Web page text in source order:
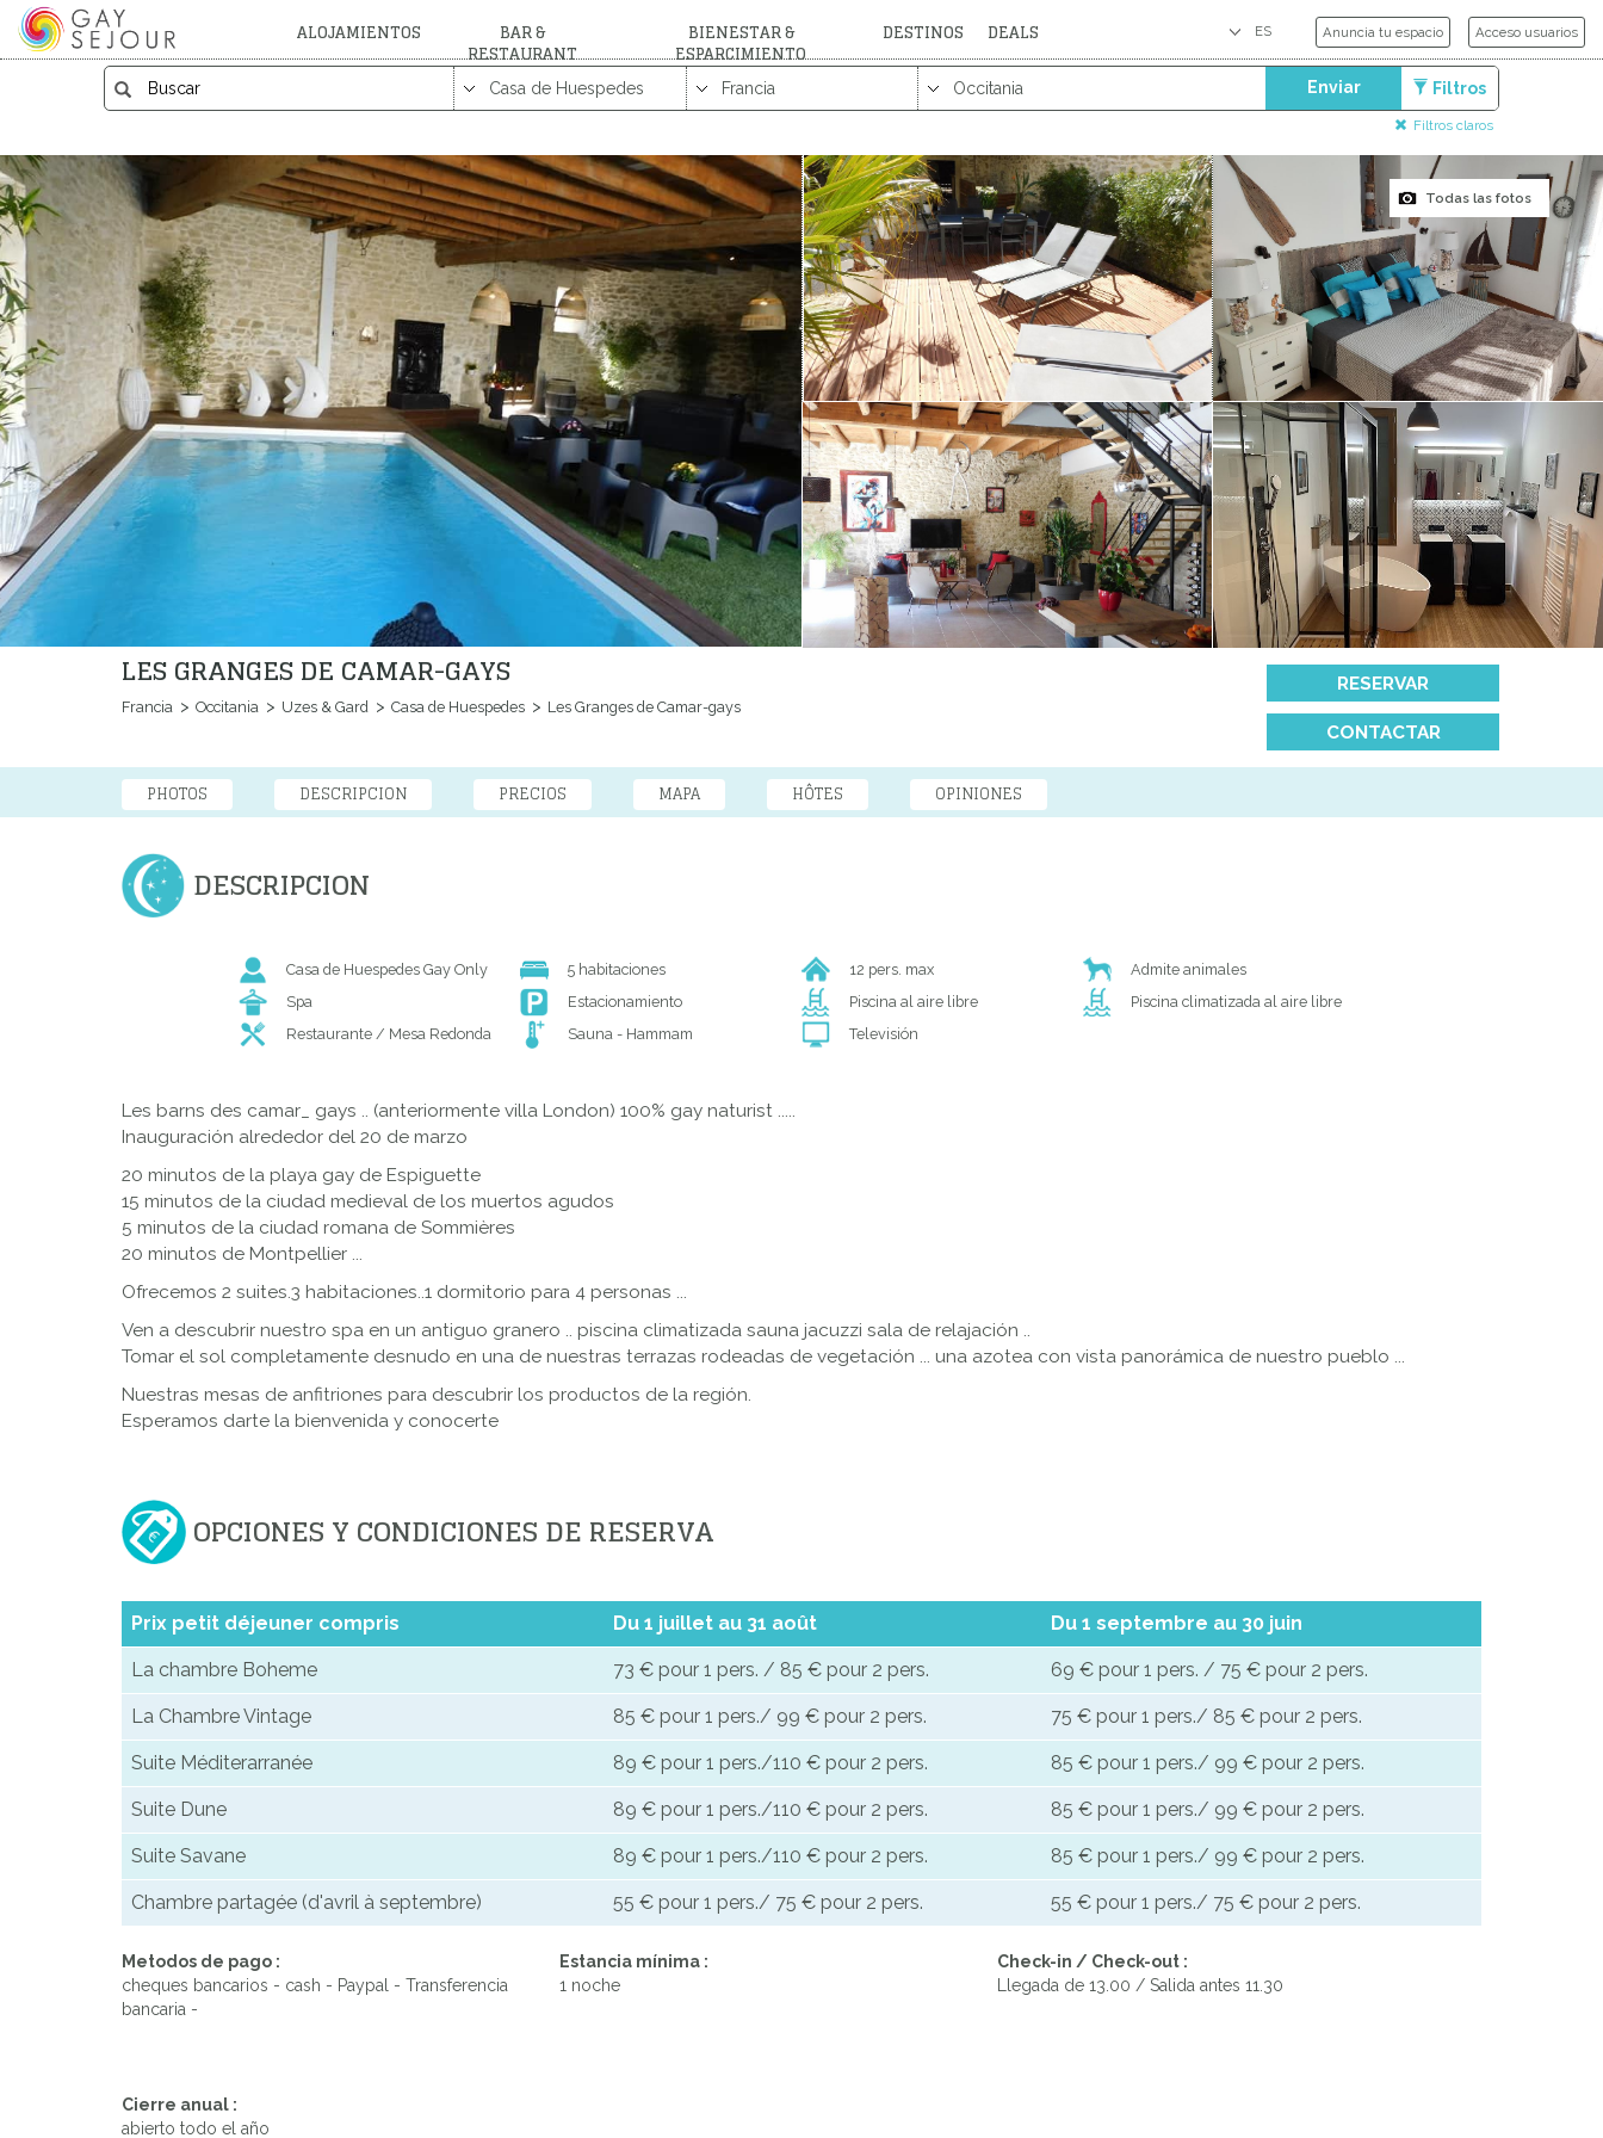
ALOJAMIENTOS BAR &
RESTAURANT
BIENESTAR &
ESPARCIMIENTO
DESTINOS DEALS Anuncia tu espacio Acceso usuarios
Enviar Filtros
Filtros claros
Todas las fotos
LES GRANGES DE CAMAR-GAYS
Francia Occitania Uzes & Gard Casa de Huespedes Les Granges de Camar-gays
RESERVAR
CONTACTAR
PHOTOS DESCRIPCION PRECIOS MAPA HÔTES OPINIONES
DESCRIPCION
Casa de Huespedes Gay Only 5 habitaciones 12 pers. max
Admite animales
Spa
Estacionamiento Piscina al aire libre
Piscina climatizada al aire libre
Restaurante / Mesa Redonda
Sauna - Hammam Televisión
Les barns des camar_ gays .. (anteriormente villa London) 100% gay naturist .....
Inauguración alrededor del 20 de marzo
20 minutos de la playa gay de Espiguette
15 minutos de la ciudad medieval de los muertos agudos
5 minutos de la ciudad romana de Sommières
20 minutos de Montpellier ...
Ofrecemos 2 suites.3 habitaciones..1 dormitorio para 4 personas ...
Ven a descubrir nuestro spa en un antiguo granero .. piscina climatizada sauna jacuzzi sala de relajación ..
Tomar el sol completamente desnudo en una de nuestras terrazas rodeadas de vegetación ... una azotea con vista panorámica de nuestro pueblo ...
Nuestras mesas de anfitriones para descubrir los productos de la región.
Esperamos darte la bienvenida y conocerte
OPCIONES Y CONDICIONES DE RESERVA
Prix petit déjeuner compris Du 1 juillet au 31 août Du 1 septembre au 30 juin
La chambre Boheme 73 € pour 1 pers. / 85 € pour 2 pers. 69 € pour 1 pers. / 75 € pour 2 pers.
La Chambre Vintage 85 € pour 1 pers./ 99 € pour 2 pers. 75 € pour 1 pers./ 85 € pour 2 pers.
Suite Méditerarranée 89 € pour 1 pers./110 € pour 2 pers. 85 € pour 1 pers./ 99 € pour 2 pers.
Suite Dune 89 € pour 1 pers./110 € pour 2 pers. 85 € pour 1 pers./ 99 € pour 2 pers.
Suite Savane 89 € pour 1 pers./110 € pour 2 pers. 85 € pour 1 pers./ 99 € pour 2 pers.
Chambre partagée (d'avril à septembre) 55 € pour 1 pers./ 75 € pour 2 pers. 55 € pour 1 pers./ 75 € pour 2 pers.
Metodos de pago :
cheques bancarios - cash - Paypal - Transferencia
bancaria -
Estancia mínima :
1 noche
Check-in / Check-out :
Llegada de 13.00 / Salida antes 11.30
Cierre anual :
abierto todo el año